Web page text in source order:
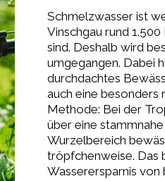
Schmelzwasser ist
Vinschgau rund
sind. Deshalb wird
umgegangen. Dabei
durchdachtes
auch eine besonders
Methode: Bei der
über eine
Wurzelbereich
tröpfchenweise. Das
Wasserersparnis von